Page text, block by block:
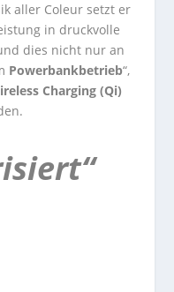
aller Coleur setzt er
in druckvolle
dies nicht nur an
Powerbankbetrieb“,
Charging (Qi)